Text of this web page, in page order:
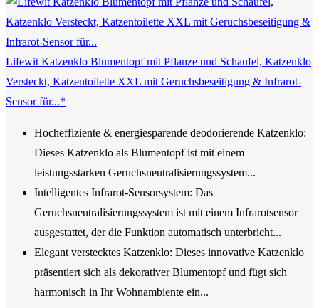
Lifewit Katzenklo Blumentopf mit Pflanze und Schaufel, Katzenklo
Versteckt, Katzentoilette XXL mit Geruchsbeseitigung & Infrarot-
Sensor für...*
Hocheffiziente & energiesparende deodorierende Katzenklo:
Dieses Katzenklo als Blumentopf ist mit einem
leistungsstarken Geruchsneutralisierungssystem...
Intelligentes Infrarot-Sensorsystem: Das
Geruchsneutralisierungssystem ist mit einem Infrarotsensor
ausgestattet, der die Funktion automatisch unterbricht...
Elegant verstecktes Katzenklo: Dieses innovative Katzenklo
präsentiert sich als dekorativer Blumentopf und fügt sich
harmonisch in Ihr Wohnambiente ein...